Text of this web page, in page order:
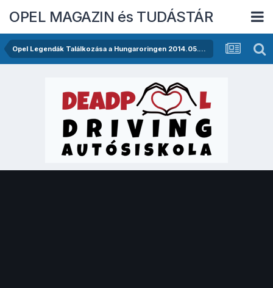
OPEL MAGAZIN és TUDÁSTÁR
Opel Legendák Találkozása a Hungaroringen 2014.05.17.